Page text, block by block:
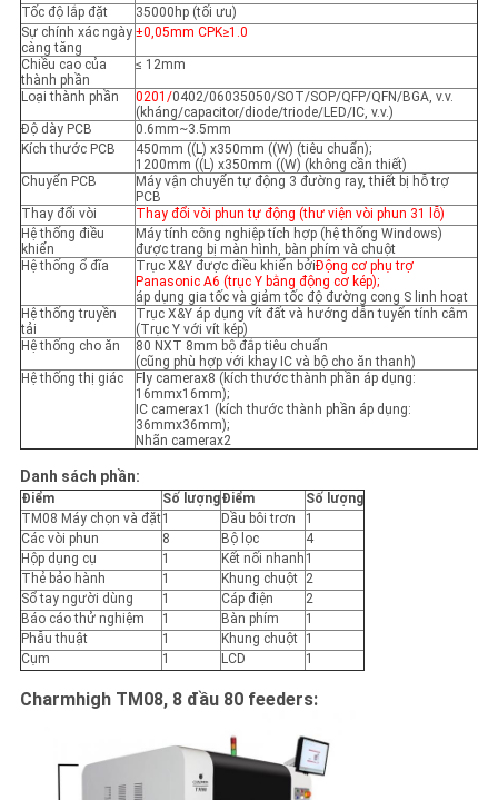
Tốc độ lắp đặt
35000hp (tối ưu)
Sự chính xác ngày
càng tăng
±0,05mm CPK≥1.0
Chiều cao của
thành phần
≤ 12mm
Loại thành phần 0201/0402/06035050/SOT/SOP/QFP/QFN/BGA, v.v.
(kháng/capacitor/diode/triode/LED/IC, v.v.)
Độ dày PCB
0.6mm~3.5mm
Kích thước PCB
450mm ((L) x350mm ((W) (tiêu chuẩn);
1200mm ((L) x350mm ((W) (không cần thiết)
Chuyển PCB
Máy vận chuyển tự động 3 đường ray, thiết bị hỗ trợ
PCB
Thay đổi vòi
Thay đổi vòi phun tự động (thư viện vòi phun 31 lỗ)
Hệ thống điều
khiển
Máy tính công nghiệp tích hợp (hệ thống Windows)
được trang bị màn hình, bàn phím và chuột
Hệ thống ổ đĩa
Trục X&Y được điều khiển bởiĐộng cơ phụ trợ
Panasonic A6 (trục Y bằng động cơ kép);
áp dụng gia tốc và giảm tốc độ đường cong S linh hoạt
Hệ thống truyền
tải
Trục X&Y áp dụng vít đất và hướng dẫn tuyến tính câm
(Trục Y với vít kép)
Hệ thống cho ăn
80 NXT 8mm bộ đắp tiêu chuẩn
(cũng phù hợp với khay IC và bộ cho ăn thanh)
Hệ thống thị giác
Fly camerax8 (kích thước thành phần áp dụng:
16mmx16mm);
IC camerax1 (kích thước thành phần áp dụng:
36mmx36mm);
Nhãn camerax2
Danh sách phần:
Điểm Số lượngĐiểm
Số lượng
TM08 Máy chọn và đặt1 Dầu bôi trơn
1
Các vòi phun
8 Bộ lọc
4
Hộp dụng cụ
1 Kết nối nhanh 1
Thẻ bảo hành
1 Khung chuột 2
Sổ tay người dùng
1 Cáp điện
2
Báo cáo thử nghiệm
1 Bàn phím
1
Phẫu thuật
1 Khung chuột 1
Cụm
1 LCD 1
Charmhigh TM08, 8 đầu 80 feeders: